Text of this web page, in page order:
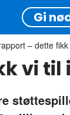
Gi
– dette
vi til